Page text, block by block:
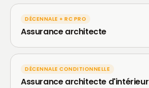
DÉCENNALE + RC PRO
Assurance architecte
DÉCENNALE CONDITIONNELLE
Assurance architecte d'intérieur